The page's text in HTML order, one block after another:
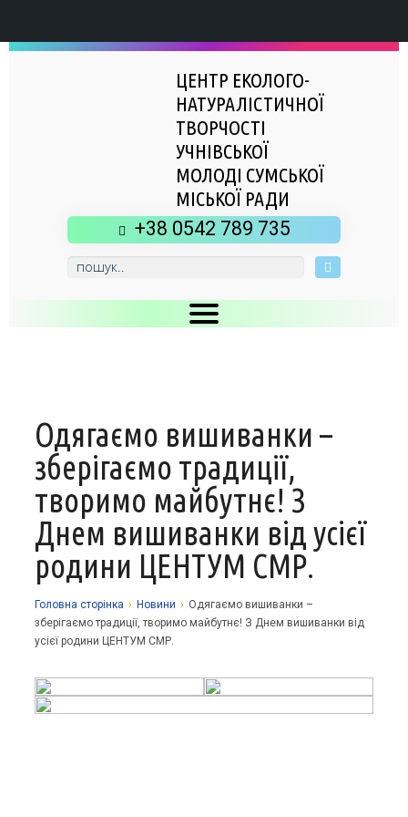
ЦЕНТР ЕКОЛОГО-
НАТУРАЛІСТИЧНОЇ
ТВОРЧОСТІ
УЧНІВСЬКОЇ
МОЛОДІ СУМСЬКОЇ
МІСЬКОЇ РАДИ
+38 0542 789 735
Про заклад
Історія
Структурні підрозділи
Музей
Наші досягнення
Фотоальбоми
Сторінка психолога
Освітній процес
Запрошуємо у гуртки
Дистанційне навчання
Академічна доброчесність
Методична робота
Нормативно-правова база
Програмне забезпечення
Науково-методичні матеріали
Виховна робота
Національно-патріотичне виховання
Організаційно-масова робота
Прозорість та відкритість
Фінансова звітність
Стаття 30 Закону України «Про освіту»
Контакти
Одягаємо вишиванки –
зберігаємо традиції,
творимо майбутнє! З
Днем вишиванки від усієї
родини ЦЕНТУМ СМР.
Головна сторiнка › Новини › Одягаємо вишиванки –
зберігаємо традиції, творимо майбутнє! З Днем вишиванки від
усієї родини ЦЕНТУМ СМР.